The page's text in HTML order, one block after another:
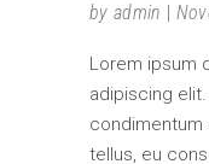
by admin
Lorem ipsum
adipiscing
tellus, eu